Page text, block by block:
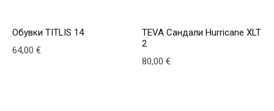
Обувки TITLIS 14
64,00 €
This product has multiple variants. The options may
TEVA Сандали Hurricane XLT
2
80,00€